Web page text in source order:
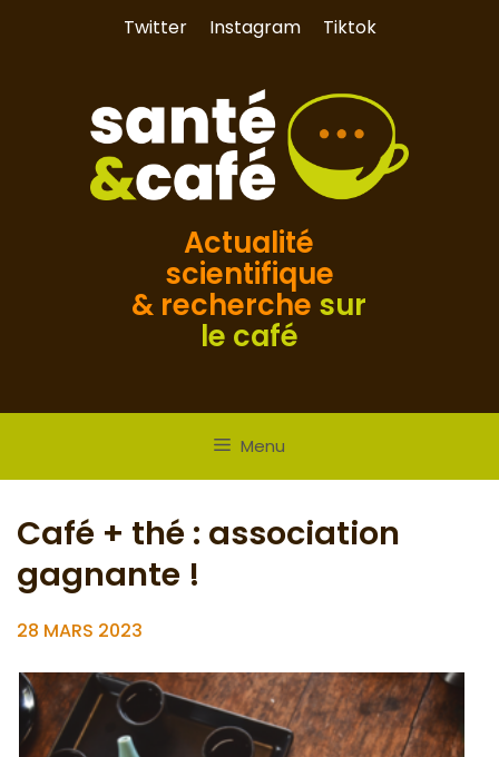
Twitter Instagram Tiktok
Actualité
scientifique
& recherche sur
le café
Menu
Café + thé : association
gagnante !
28 MARS 2023